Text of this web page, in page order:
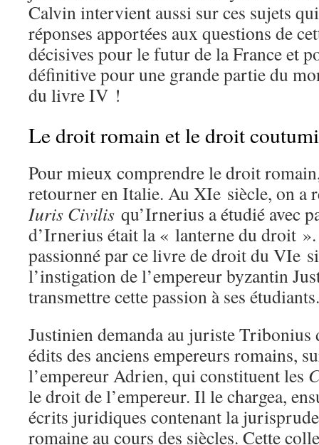
Calvin intervient aussi sur ces sujets
réponses apportées aux questions de
décisives pour le futur de la France et
définitive pour une grande partie du
du livre IV !
Le droit romain et le droit
Pour mieux comprendre le droit
retourner en Italie. Au XIe siècle, on a
Iuris Civilis qu’Irnerius a étudié avec
d’Irnerius était la « lanterne du droit
passionné par ce livre de droit du VIe
l’instigation de l’empereur byzantin
transmettre cette passion à ses étudiants.
Justinien demanda au juriste Tribonius
édits des anciens empereurs romains,
l’empereur Adrien, qui constituent les
le droit de l’empereur. Il le chargea,
écrits juridiques contenant la
romaine au cours des siècles. Cette